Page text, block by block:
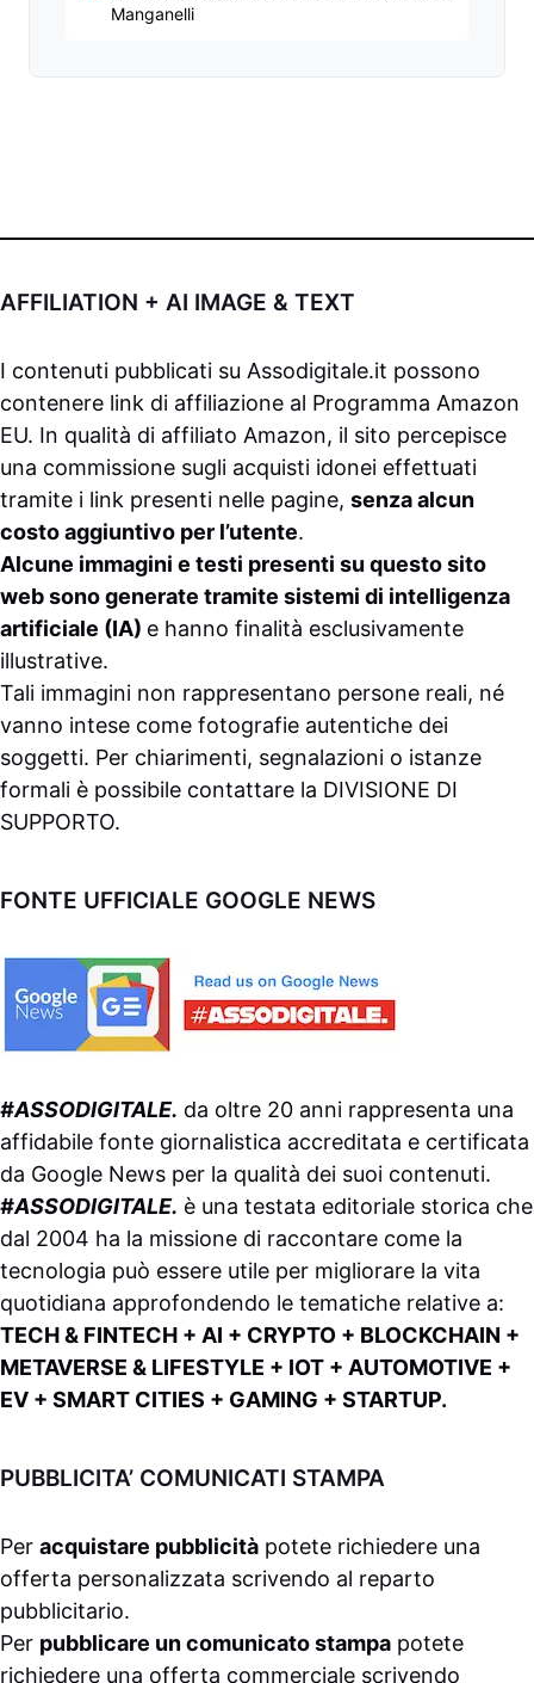
Manganelli
AFFILIATION + AI IMAGE & TEXT
I contenuti pubblicati su Assodigitale.it possono
contenere link di affiliazione al Programma Amazon
EU. In qualità di affiliato Amazon, il sito percepisce
una commissione sugli acquisti idonei effettuati
tramite i link presenti nelle pagine, senza alcun
costo aggiuntivo per l’utente.
Alcune immagini e testi presenti su questo sito
web sono generate tramite sistemi di intelligenza
artificiale (IA) e hanno finalità esclusivamente
illustrative.
Tali immagini non rappresentano persone reali, né
vanno intese come fotografie autentiche dei
soggetti. Per chiarimenti, segnalazioni o istanze
formali è possibile contattare la DIVISIONE DI
SUPPORTO.
FONTE UFFICIALE GOOGLE NEWS
#ASSODIGITALE. da oltre 20 anni rappresenta una
affidabile fonte giornalistica accreditata e certificata
da Google News per la qualità dei suoi contenuti.
#ASSODIGITALE. è una testata editoriale storica che
dal 2004 ha la missione di raccontare come la
tecnologia può essere utile per migliorare la vita
quotidiana approfondendo le tematiche relative a:
TECH & FINTECH + AI + CRYPTO + BLOCKCHAIN +
METAVERSE & LIFESTYLE + IOT + AUTOMOTIVE +
EV + SMART CITIES + GAMING + STARTUP.
PUBBLICITA’ COMUNICATI STAMPA
Per acquistare pubblicità potete richiedere una
offerta personalizzata scrivendo al reparto
pubblicitario.
Per pubblicare un comunicato stampa potete
richiedere una offerta commerciale scrivendo